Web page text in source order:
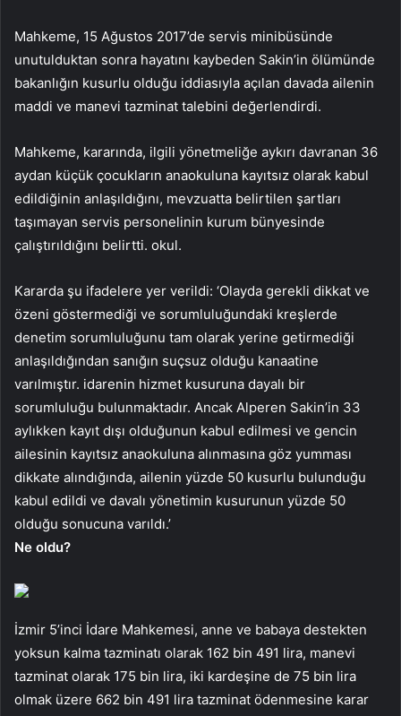
Mahkeme, 15 Ağustos 2017’de servis minibüsünde
unutulduktan sonra hayatını kaybeden Sakin’in ölümünde
bakanlığın kusurlu olduğu iddiasıyla açılan davada ailenin
maddi ve manevi tazminat talebini değerlendirdi.
Mahkeme, kararında, ilgili yönetmeliğe aykırı davranan 36
aydan küçük çocukların anaokuluna kayıtsız olarak kabul
edildiğinin anlaşıldığını, mevzuatta belirtilen şartları
taşımayan servis personelinin kurum bünyesinde
çalıştırıldığını belirtti. okul.
Kararda şu ifadelere yer verildi: ‘Olayda gerekli dikkat ve
özeni göstermediği ve sorumluluğundaki kreşlerde
denetim sorumluluğunu tam olarak yerine getirmediği
anlaşıldığından sanığın suçsuz olduğu kanaatine
varılmıştır. idarenin hizmet kusuruna dayalı bir
sorumluluğu bulunmaktadır. Ancak Alperen Sakin’in 33
aylıkken kayıt dışı olduğunun kabul edilmesi ve gencin
ailesinin kayıtsız anaokuluna alınmasına göz yumması
dikkate alındığında, ailenin yüzde 50 kusurlu bulunduğu
kabul edildi ve davalı yönetimin kusurunun yüzde 50
olduğu sonucuna varıldı.’
Ne oldu?
İzmir 5’inci İdare Mahkemesi, anne ve babaya destekten
yoksun kalma tazminatı olarak 162 bin 491 lira, manevi
tazminat olarak 175 bin lira, iki kardeşine de 75 bin lira
olmak üzere 662 bin 491 lira tazminat ödenmesine karar